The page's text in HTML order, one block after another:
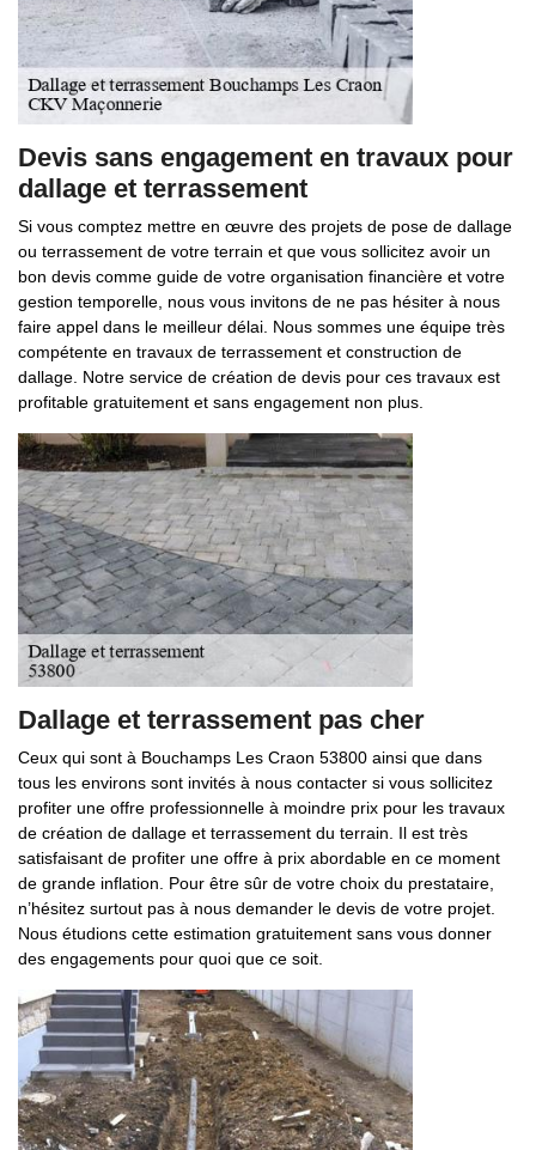
Devis sans engagement en travaux pour
dallage et terrassement
Si vous comptez mettre en œuvre des projets de pose de dallage
ou terrassement de votre terrain et que vous sollicitez avoir un
bon devis comme guide de votre organisation financière et votre
gestion temporelle, nous vous invitons de ne pas hésiter à nous
faire appel dans le meilleur délai. Nous sommes une équipe très
compétente en travaux de terrassement et construction de
dallage. Notre service de création de devis pour ces travaux est
profitable gratuitement et sans engagement non plus.
Dallage et terrassement pas cher
Ceux qui sont à Bouchamps Les Craon 53800 ainsi que dans
tous les environs sont invités à nous contacter si vous sollicitez
profiter une offre professionnelle à moindre prix pour les travaux
de création de dallage et terrassement du terrain. Il est très
satisfaisant de profiter une offre à prix abordable en ce moment
de grande inflation. Pour être sûr de votre choix du prestataire,
n’hésitez surtout pas à nous demander le devis de votre projet.
Nous étudions cette estimation gratuitement sans vous donner
des engagements pour quoi que ce soit.